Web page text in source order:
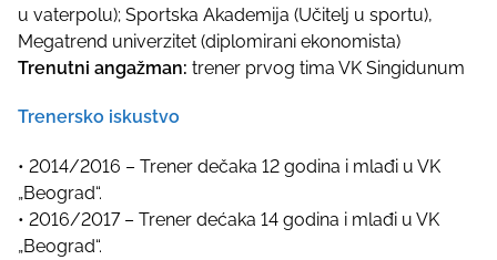
u vaterpolu); Sportska Akademija (Učitelj u sportu),
Megatrend univerzitet (diplomirani ekonomista)
Trenutni angažman: trener prvog tima VK Singidunum
Trenersko iskustvo
• 2014/2016 – Trener dečaka 12 godina i mlađi u VK
„Beograd“.
• 2016/2017 – Trener dećaka 14 godina i mlađi u VK
„Beograd“.